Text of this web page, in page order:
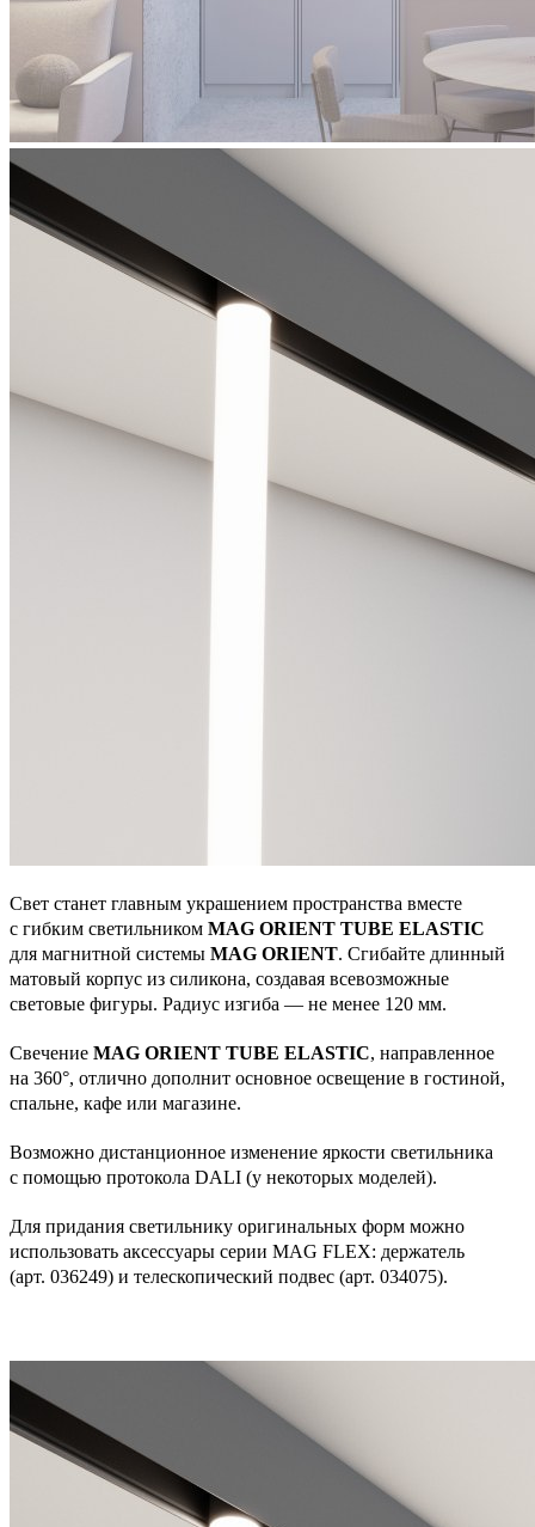
Свет станет главным украшением пространства вместе
с гибким светильником MAG ORIENT TUBE ELASTIC
для магнитной системы MAG ORIENT. Сгибайте длинный
матовый корпус из силикона, создавая всевозможные
световые фигуры. Радиус изгиба — не менее 120 мм.
Свечение MAG ORIENT TUBE ELASTIC, направленное
на 360°, отлично дополнит основное освещение в гостиной,
спальне, кафе или магазине.
Возможно дистанционное изменение яркости светильника
с помощью протокола DALI (у некоторых моделей).
Для придания светильнику оригинальных форм можно
использовать аксессуары серии MAG FLEX: держатель
(арт. 036249) и телескопический подвес (арт. 034075).